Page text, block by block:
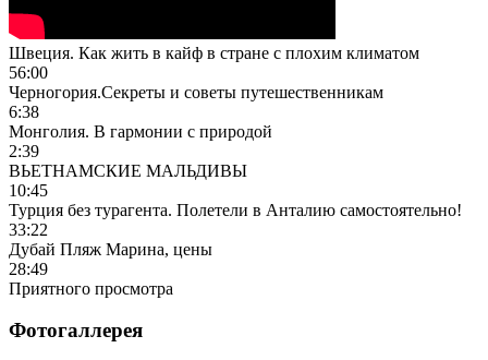
Швеция. Как жить в кайф в стране с плохим климатом
56:00
Черногория.Секреты и советы путешественникам
6:38
Монголия. В гармонии с природой
2:39
ВЬЕТНАМСКИЕ МАЛЬДИВЫ
10:45
Турция без турагента. Полетели в Анталию самостоятельно!
33:22
Дубай Пляж Марина, цены
28:49
Приятного просмотра
Фотогаллерея